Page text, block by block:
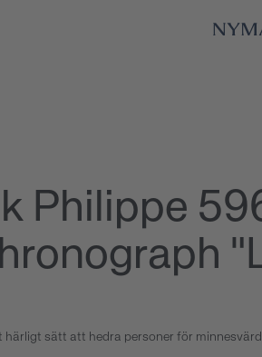
Philippe
sätt att hedra personer för